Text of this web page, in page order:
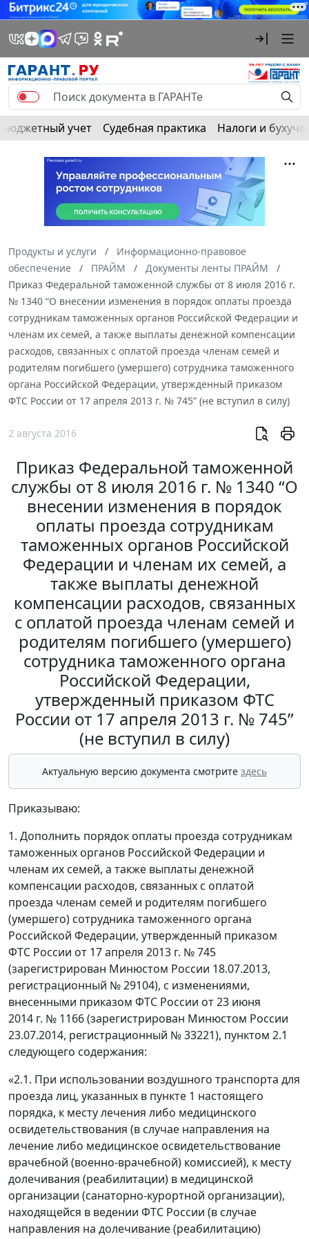
Бюджетный учет Судебная практика Налоги и
Продукты и услуги
Информационно-правовое
обеспечение
ПРАЙМ
Документы ленты ПРАЙМ
Приказ Федеральной таможенной службы от 8 июля 2016 г.
№ 1340 “О внесении изменения в порядок оплаты проезда
сотрудникам таможенных органов Российской Федерации и
членам их семей, а также выплаты денежной компенсации
расходов, связанных с оплатой проезда членам семей и
родителям погибшего (умершего) сотрудника таможенного
органа Российской Федерации, утвержденный приказом
ФТС России от 17 апреля 2013 г. № 745” (не вступил в силу)
2 августа 2016
Приказ Федеральной таможенной
службы от 8 июля 2016 г. № 1340 “О
внесении изменения в порядок
оплаты проезда сотрудникам
таможенных органов Российской
Федерации и членам их семей, а
также выплаты денежной
компенсации расходов, связанных
с оплатой проезда членам семей и
родителям погибшего (умершего)
сотрудника таможенного органа
Российской Федерации,
утвержденный приказом ФТС
России от 17 апреля 2013 г. № 745”
(не вступил в силу)
Актуальную версию документа смотрите здесь
Приказываю:
1. Дополнить порядок оплаты проезда сотрудникам
таможенных органов Российской Федерации и
членам их семей, а также выплаты денежной
компенсации расходов, связанных с оплатой
проезда членам семей и родителям погибшего
(умершего) сотрудника таможенного органа
Российской Федерации, утвержденный приказом
ФТС России от 17 апреля 2013 г. № 745
(зарегистрирован Минюстом России 18.07.2013,
регистрационный № 29104), с изменениями,
внесенными приказом ФТС России от 23 июня
2014 г. № 1166 (зарегистрирован Минюстом России
23.07.2014, регистрационный № 33221), пунктом 2.1
следующего содержания:
«2.1. При использовании воздушного транспорта для
проезда лиц, указанных в пункте 1 настоящего
порядка, к месту лечения либо медицинского
освидетельствования (в случае направления на
лечение либо медицинское освидетельствование
врачебной (военно-врачебной) комиссией), к месту
долечивания (реабилитации) в медицинской
организации (санаторно-курортной организации),
находящейся в ведении ФТС России (в случае
направления на долечивание (реабилитацию)